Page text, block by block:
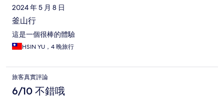
2024 年 5 月 8 日
釜山行
這是一個很棒的體驗
HSIN YU，4 晚旅行
旅客真實評論
6/10 不錯哦